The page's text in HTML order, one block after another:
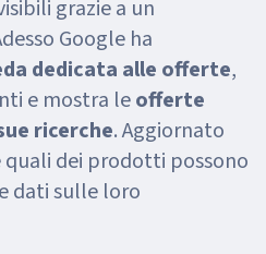
grazie a un
Google ha
dedicata alle offerte,
e mostra leofferte
ricerche. Aggiornato
quali dei prodotti possono
dati sulle loro